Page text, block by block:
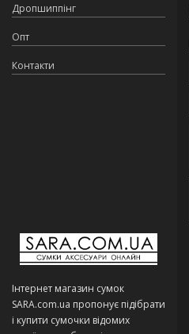
Дропшиппінг
Опт
Контакти
Інтернет магазин сумок
SARA.com.ua пропонує підібрати
і купити сумочки відомих